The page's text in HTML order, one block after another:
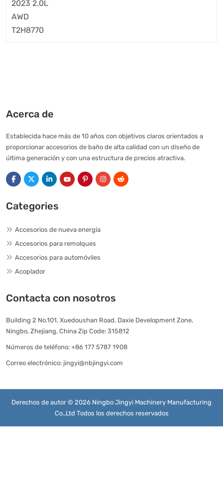
Acerca de
Establecida hace más de 10 años con objetivos claros orientados a
proporcionar accesorios de baño de alta calidad con un diseño de
última generación y con una estructura de precios atractiva.
Categories
Accesorios de nueva energía
Accesorios para remolques
Accesorios para automóviles
Acoplador
Contacta con nosotros
Building 2 No.101, Xuedoushan Road, Daxie Development Zone,
Ningbo, Zhejiang, China Zip Code: 315812
Números de teléfono: +86 177 5787 1908
Correo electrónico: jingyi@nbjingyi.com
Derechos de autor © 2026 Ningbo Jingyi Machinery Manufacturing
Co.,Ltd Todos los derechos reservados